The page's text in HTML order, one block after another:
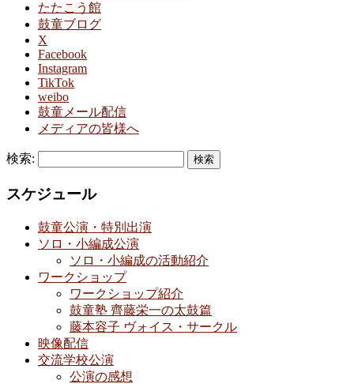
たたこう館
鼓童ブログ
X
Facebook
Instagram
TikTok
weibo
鼓童メール配信
メディアの皆様へ
検索:
スケジュール
鼓童公演・特別出演
ソロ・小編成公演
ソロ・小編成の活動紹介
ワークショップ
ワークショップ紹介
鼓童塾 齊藤栄一の太鼓篇
藤本容子 ヴォイス・サークル
映像配信
交流学校公演
公演の感想